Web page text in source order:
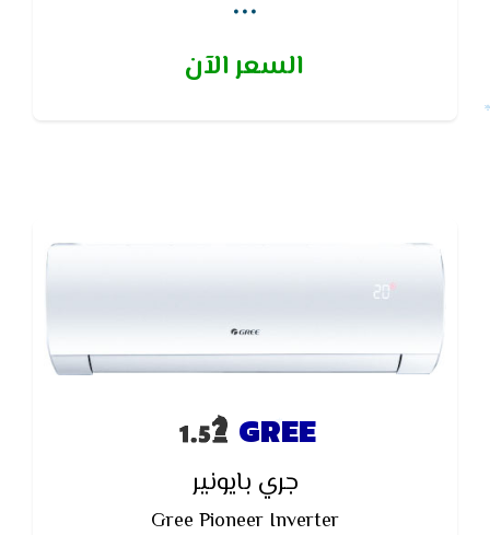
المتناسب مع جميع الديكورات المختلفه التى تضيف
الهواء
السعر الآن
GREE
جري بايونير
Gree Pioneer Inverter